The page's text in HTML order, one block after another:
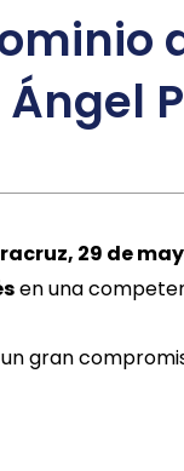
29 de
en una
gran